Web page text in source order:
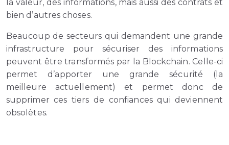
la valeur, des informations, mais aussi des contrats et
bien d’autres choses.
Beaucoup de secteurs qui demandent une grande
infrastructure pour sécuriser des informations
peuvent être transformés par la Blockchain. Celle-ci
permet d’apporter une grande sécurité (la
meilleure actuellement) et permet donc de
supprimer ces tiers de confiances qui deviennent
obsolètes.